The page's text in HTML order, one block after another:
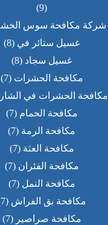
(9)
شركة مكافحة سوس
غسيل ستائر في (8)
غسيل سجاد (8)
مكافحة الحشرات (7)
مكافحة الحشرات في
مكافحة الحمام (7)
مكافحة الرمة (7)
مكافحة العثة (7)
مكافحة الفئران (7)
مكافحة النمل (7)
مكافحة بق الفراش (7)
مكافحة صراصير (7)